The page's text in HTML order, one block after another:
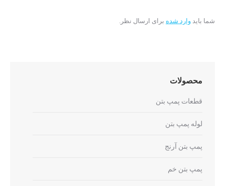
شما باید وارد شده برای ارسال نظر.
محصولات
قطعات پمپ بتن
لوله پمپ بتن
پمپ بتن آرنج
پمپ بتن خم